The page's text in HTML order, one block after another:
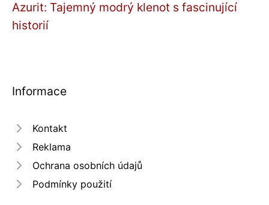
Azurit: Tajemný modrý klenot s fascinující
historií
Informace
Kontakt
Reklama
Ochrana osobních údajů
Podmínky použití